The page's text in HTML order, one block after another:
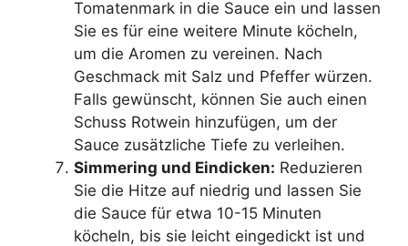
Tomatenmark in die Sauce ein und lassen
Sie es für eine weitere Minute köcheln,
um die Aromen zu vereinen. Nach
Geschmack mit Salz und Pfeffer würzen.
Falls gewünscht, können Sie auch einen
Schuss Rotwein hinzufügen, um der
Sauce zusätzliche Tiefe zu verleihen.
Simmering und Eindicken: Reduzieren
Sie die Hitze auf niedrig und lassen Sie
die Sauce für etwa 10-15 Minuten
köcheln, bis sie leicht eingedickt ist und